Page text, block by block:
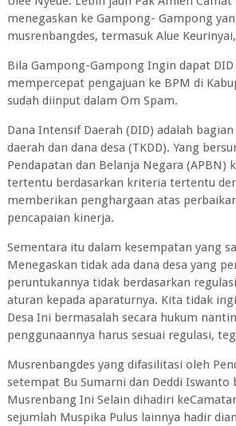
menegaskan ke Gampong- Gampong
musrenbangdes, termasuk Alue
Bila Gampong-Gampong Ingin dapat
mempercepat pengajuan ke BPM di
sudah diinput dalam Om Spam.
Dana Intensif Daerah (DID) adalah
daerah dan dana desa (TKDD). Yang
Pendapatan dan Belanja Negara (APBN)
tertentu berdasarkan kriteria tertentu
memberikan penghargaan atas
pencapaian kinerja.
Sementara itu dalam kesempatan yang
Menegaskan tidak ada dana desa yang
peruntukannya tidak berdasarkan
aturan kepada aparaturnya. Kita tidak
Desa Ini bermasalah secara hukum
penggunaannya harus sesuai regulasi,
Musrenbangdes yang difasilitasi oleh
setempat Bu Sumarni dan Deddi Iswanto
Musrenbang Ini Selain dihadiri
sejumlah Muspika Pulus lainnya hadir